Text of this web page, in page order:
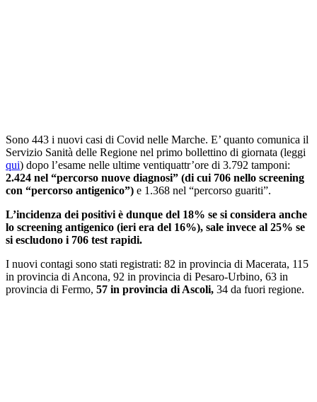
Sono 443 i nuovi casi di Covid nelle Marche. E’ quanto comunica il
Servizio Sanità delle Regione nel primo bollettino di giornata (leggi
qui) dopo l’esame nelle ultime ventiquattr’ore di 3.792 tamponi:
2.424 nel “percorso nuove diagnosi” (di cui 706 nello screening
con “percorso antigenico”) e 1.368 nel “percorso guariti”.
L’incidenza dei positivi è dunque del 18% se si considera anche
lo screening antigenico (ieri era del 16%), sale invece al 25% se
si escludono i 706 test rapidi.
I nuovi contagi sono stati registrati: 82 in provincia di Macerata, 115
in provincia di Ancona, 92 in provincia di Pesaro-Urbino, 63 in
provincia di Fermo, 57 in provincia di Ascoli, 34 da fuori regione.